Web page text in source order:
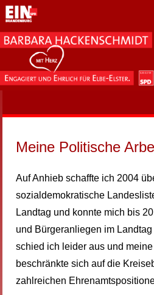
Meine Politische
Auf Anhieb schaffte ich 2004
sozialdemokratische
Landtag und konnte mich bis
und Bürgeranliegen im
schied ich leider aus und
beschränkte sich auf die
zahlreichen